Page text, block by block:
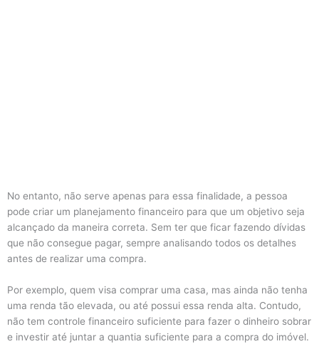
No entanto, não serve apenas para essa finalidade, a pessoa
pode criar um planejamento financeiro para que um objetivo seja
alcançado da maneira correta. Sem ter que ficar fazendo dívidas
que não consegue pagar, sempre analisando todos os detalhes
antes de realizar uma compra.
Por exemplo, quem visa comprar uma casa, mas ainda não tenha
uma renda tão elevada, ou até possui essa renda alta. Contudo,
não tem controle financeiro suficiente para fazer o dinheiro sobrar
e investir até juntar a quantia suficiente para a compra do imóvel.